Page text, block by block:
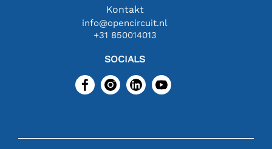
Kontakt
info@opencircuit.nl
+31 850014013
SOCIALS